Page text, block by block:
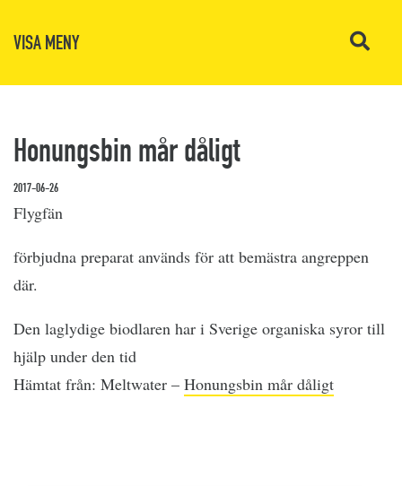
VISA MENY
Honungsbin mår dåligt
2017-06-26
Flygfän
förbjudna preparat används för att bemästra angreppen
där.
Den laglydige biodlaren har i Sverige organiska syror till
hjälp under den tid
Hämtat från: Meltwater – Honungsbin mår dåligt